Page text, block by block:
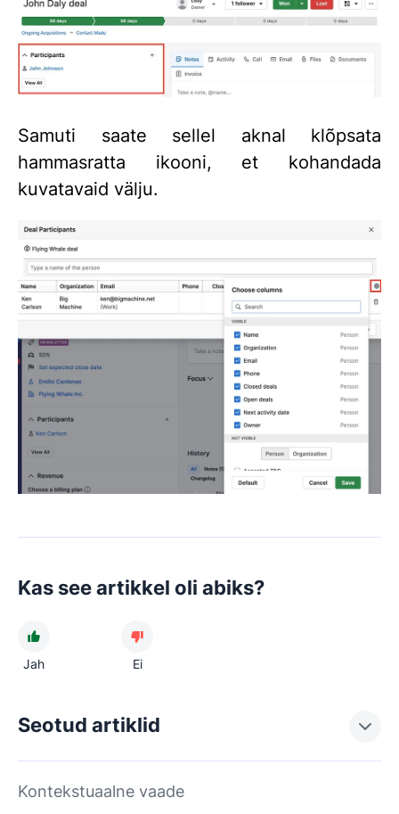
Samuti saate sellel aknal klõpsata
hammasratta ikooni, et kohandada
kuvatavaid välju.
Kas see artikkel oli abiks?
Jah Ei
Seotud artiklid
Kontekstuaalne vaade